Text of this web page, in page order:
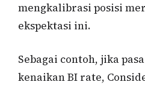
mengkalibrasi posisi
ekspektasi ini.
Sebagai contoh, jika
kenaikan BI rate,